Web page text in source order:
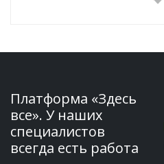
Платформа «Здесь
все». У наших
специалистов
всегда есть работа